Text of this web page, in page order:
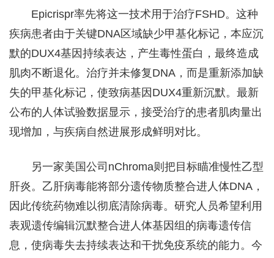
Epicrispr率先将这一技术用于治疗FSHD。这种
疾病患者由于关键DNA区域缺少甲基化标记，本应沉
默的DUX4基因持续表达，产生毒性蛋白，最终造成
肌肉不断退化。治疗并未修复DNA，而是重新添加缺
失的甲基化标记，使致病基因DUX4重新沉默。最新
公布的人体试验数据显示，接受治疗的患者肌肉量出
现增加，与疾病自然进展形成鲜明对比。
另一家美国公司nChroma则把目标瞄准慢性乙型
肝炎。乙肝病毒能将部分遗传物质整合进人体DNA，
因此传统药物难以彻底清除病毒。研究人员希望利用
表观遗传编辑沉默整合进人体基因组的病毒遗传信
息，使病毒失去持续表达和干扰免疫系统的能力。今